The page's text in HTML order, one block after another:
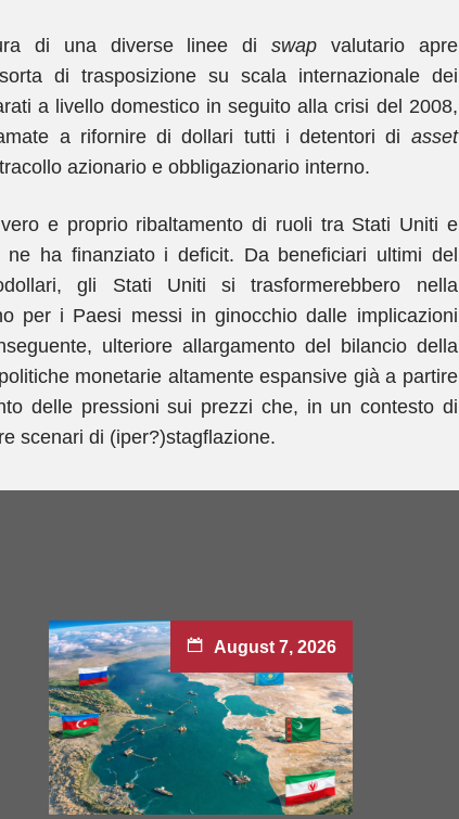
di una diverse linee diswap valutario apre
di trasposizione su scala internazionale dei
a livello domestico in seguito alla crisi del 2008,
a rifornire di dollari tutti i detentori di asset
azionario e obbligazionario interno.
e proprio ribaltamento di ruoli tra Stati Uniti e
ha finanziato i deficit. Da beneficiari ultimi del
gli Stati Uniti si trasformerebbero nella
per i Paesi messi in ginocchio dalle implicazioni
ulteriore allargamento del bilancio della
monetarie altamente espansive già a partire
delle pressioni sui prezzi che, in un contesto di
scenari di (iper?)stagflazione.
August 7, 2026